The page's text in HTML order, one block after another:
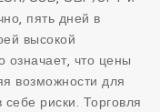
пять дней в
высокой
означает, что цены
возможности для
риски. Торговля